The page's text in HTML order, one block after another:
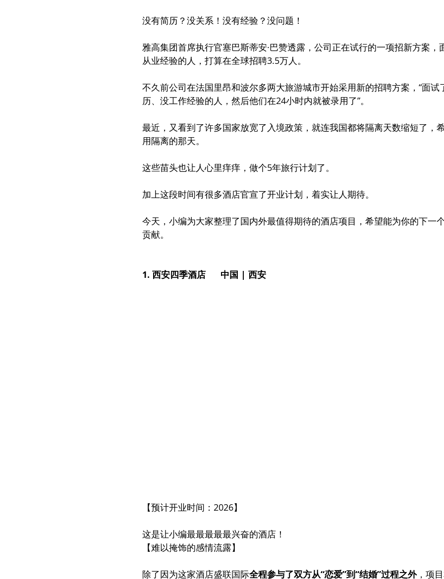
没有简历？没关系！没有经验？没问题！
雅高集团首席执行官塞巴斯蒂安·巴赞透露，公司正在试行的一项招新方案，
从业经验的人，打算在全球招聘3.5万人。
不久前公司在法国里昂和波尔多两大旅游城市开始采用新的招聘方案，“面试
历、没工作经验的人，然后他们在24小时内就被录用了”。
最近，又看到了许多国家放宽了入境政策，就连我国都将隔离天数缩短了，
用隔离的那天。
这些苗头也让人心里痒痒，做个5年旅行计划了。
加上这段时间有很多酒店官宣了开业计划，着实让人期待。
今天，小编为大家整理了国内外最值得期待的酒店项目，希望能为你的下一
贡献。
1. 西安四季酒店      中国 | 西安
【预计开业时间：2026】
这是让小编最最最最最兴奋的酒店！
【难以掩饰的感情流露】
除了因为这家酒店盛联国际全程参与了双方从“恋爱”到“结婚”过程之外，项